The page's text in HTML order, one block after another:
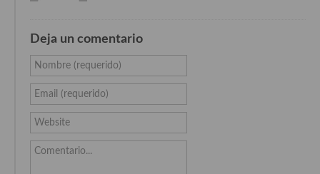
Cocinas de España
Cocina Andaluza
Cocina Aragonesa
Cocina Asturiana
Deja un comentario
Nombre (requerido)
Email (requerido)
Website
Comentario...